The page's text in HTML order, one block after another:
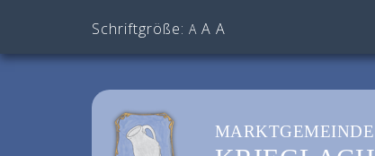
Schriftgröße: A A A
MARKTGEMEINDE